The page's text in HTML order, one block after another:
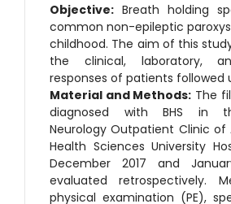
Objective: Breath holding
common non-epileptic
childhood. The aim of this
the clinical, laboratory,
responses of patients followed
Material and Methods: The
diagnosed with BHS in
Neurology Outpatient Clinic of
Health Sciences University
December 2017 and
evaluated retrospectively.
physical examination (PE),